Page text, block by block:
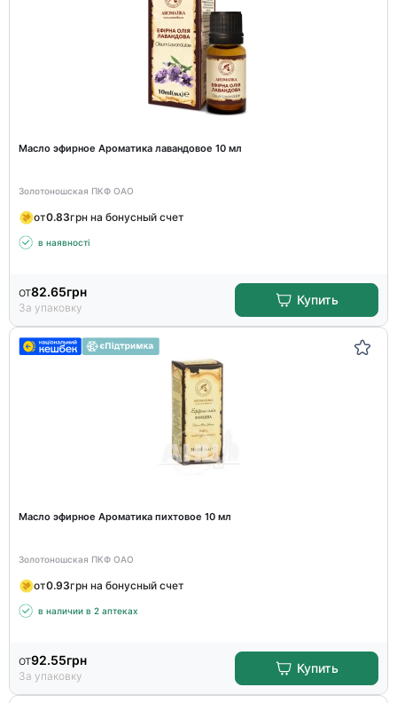
Масло эфирное Ароматика лавандовое 10 мл
Золотоношская ПКФ ОАО
от0.83грн на бонусный счет
в наявності
от82.65грн
За упаковку
Купить
Масло эфирное Ароматика пихтовое 10 мл
Золотоношская ПКФ ОАО
от0.93грн на бонусный счет
в наличии в 2 аптеках
от92.55грн
За упаковку
Купить